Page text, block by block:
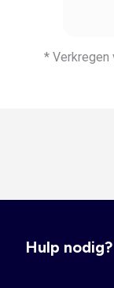
* Verkregen
Hulp nodig?